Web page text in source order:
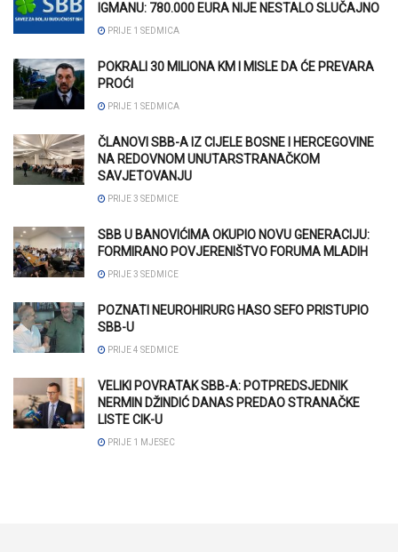
IGMANU: 780.000 EURA NIJE NESTALO SLUČAJNO
PRIJE 1 SEDMICA
POKRALI 30 MILIONA KM I MISLE DA ĆE PREVARA
PROĆI
PRIJE 1 SEDMICA
ČLANOVI SBB-A IZ CIJELE BOSNE I HERCEGOVINE
NA REDOVNOM UNUTARSTRANAČKOM
SAVJETOVANJU
PRIJE 3 SEDMICE
SBB U BANOVIĆIMA OKUPIO NOVU GENERACIJU:
FORMIRANO POVJERENIŠTVO FORUMA MLADIH
PRIJE 3 SEDMICE
POZNATI NEUROHIRURG HASO SEFO PRISTUPIO
SBB-U
PRIJE 4 SEDMICE
VELIKI POVRATAK SBB-A: POTPREDSJEDNIK
NERMIN DŽINDIĆ DANAS PREDAO STRANAČKE
LISTE CIK-U
PRIJE 1 MJESEC